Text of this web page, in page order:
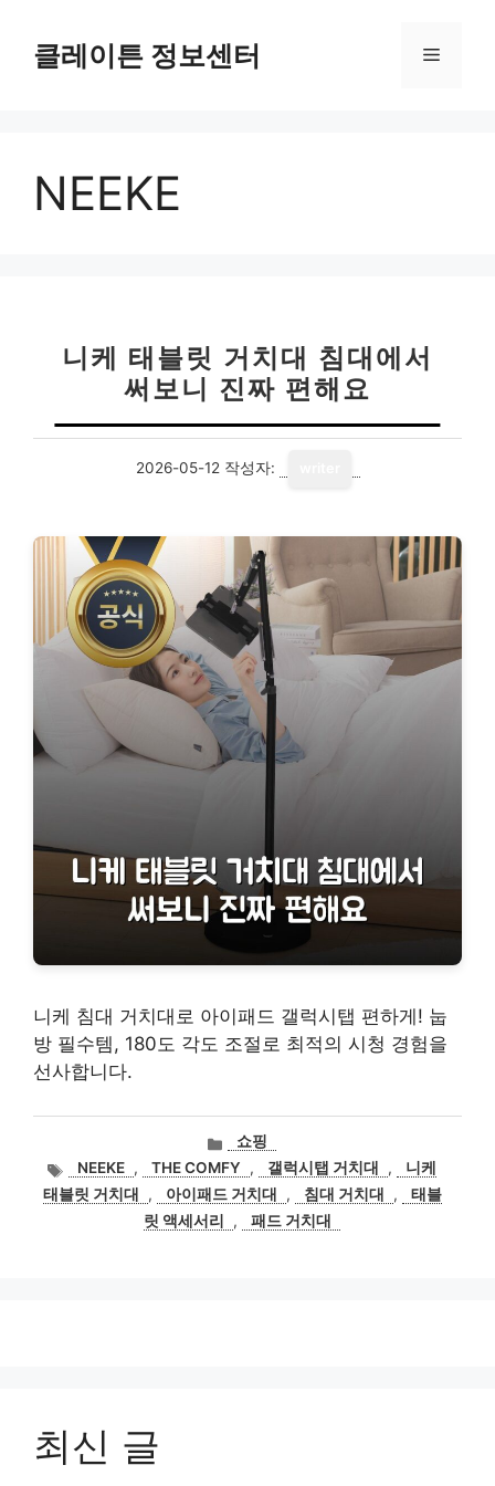
클레이튼 정보센터 메
NEEKE
니케 태블릿 거치대 침대에서
써보니 진짜 편해요
2026-05-12 작성자:
니케 침대 거치대로 아이패드 갤럭시탭 편하게! 눕
방 필수템, 180도 각도 조절로 최적의 시청 경험을
선사합니다.
카
테
고
리
쇼핑
태
그
NEEKE , THE COMFY , 갤럭시탭 거치대 ,
니케
태블릿 거치대
, 아이패드 거치대 , 침대 거치대 ,
태블
릿 액세서리
, 패드 거치대
최신 글